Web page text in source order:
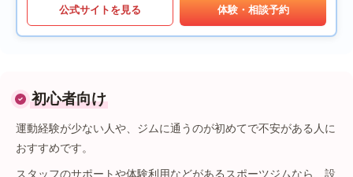
公式サイトを見る 体験・相談予約
初心者向け
運動経験が少ない人や、ジムに通うのが初めてで不安がある人に
おすすめです。
スタッフのサポートや体験利用などがあるスポーツジムなら、設